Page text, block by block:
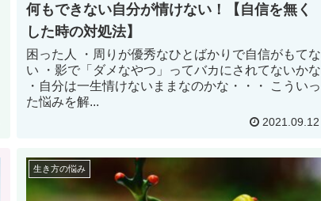
何もできない自分が情けない！【自信を無く
した時の対処法】
困った人 ・周りが優秀なひとばかりで自信がもてな
い ・影で「ダメなやつ」ってバカにされてないかな
・自分は一生情けないままなのかな・・・ こういっ
た悩みを解...
2021.09.12
生き方の悩み